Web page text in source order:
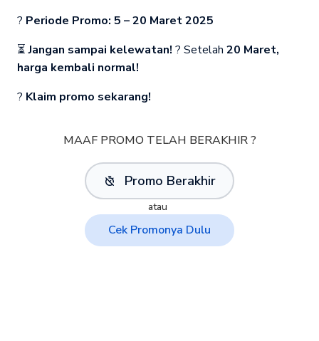
? Periode Promo: 5 – 20 Maret 2025
⏳Jangan sampai kelewatan! ? Setelah 20 Maret,
harga kembali normal!
? Klaim promo sekarang!
MAAF PROMO TELAH BERAKHIR ?
Promo Berakhir
atau
Cek Promonya Dulu